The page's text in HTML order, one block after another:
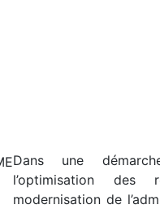
Dans une
l’optimisation des
modernisation de